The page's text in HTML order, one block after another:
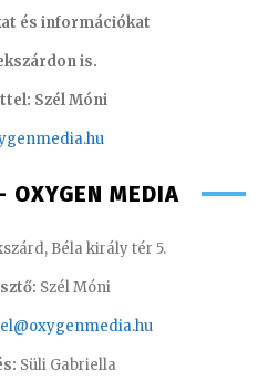
és információkat
is.
Szél Móni
OXYGEN MEDIA
Béla király tér 5.
Szél Móni
Süli Gabriella